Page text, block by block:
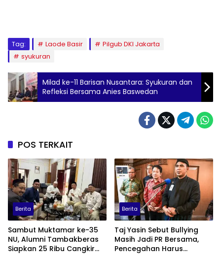
Tag: Laode Basir
Pilgub DKI Jakarta
syukuran
Milad ke-11 Barisan Nusantara: Syukuran dan
Refleksi Bersama Anies Baswedan
POS TERKAIT
Berita
Sambut Muktamar ke-35
NU, Alumni Tambakberas
Siapkan 25 Ribu Cangkir
Berita
Taj Yasin Sebut Bullying
Masih Jadi PR Bersama,
Pencegahan Harus